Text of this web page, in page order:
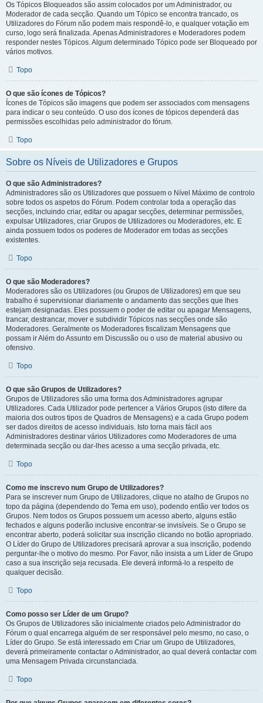
Os Tópicos Bloqueados são assim colocados por um Administrador, ou
Moderador de cada secção. Quando um Tópico se encontra trancado, os
Utilizadores do Fórum não podem mais respondê-lo, e qualquer votação em
curso, logo será finalizada. Apenas Administradores e Moderadores podem
responder nestes Tópicos. Algum determinado Tópico pode ser Bloqueado por
vários motivos.
Topo
O que são ícones de Tópicos?
Ícones de Tópicos são imagens que podem ser associados com mensagens
para indicar o seu conteúdo. O uso dos ícones de tópicos dependerá das
permissões escolhidas pelo administrador do fórum.
Topo
Sobre os Níveis de Utilizadores e Grupos
O que são Administradores?
Administradores são os Utilizadores que possuem o Nível Máximo de controlo
sobre todos os aspetos do Fórum. Podem controlar toda a operação das
secções, incluindo criar, editar ou apagar secções, determinar permissões,
expulsar Utilizadores, criar Grupos de Utilizadores ou Moderadores, etc. E
ainda possuem todos os poderes de Moderador em todas as secções
existentes.
Topo
O que são Moderadores?
Moderadores são os Utilizadores (ou Grupos de Utilizadores) em que seu
trabalho é supervisionar diariamente o andamento das secções que lhes
estejam designadas. Eles possuem o poder de editar ou apagar Mensagens,
trancar, destrancar, mover e subdividir Tópicos nas secções onde são
Moderadores. Geralmente os Moderadores fiscalizam Mensagens que
possam ir Além do Assunto em Discussão ou o uso de material abusivo ou
ofensivo.
Topo
O que são Grupos de Utilizadores?
Grupos de Utilizadores são uma forma dos Administradores agrupar
Utilizadores. Cada Utilizador pode pertencer a Vários Grupos (isto difere da
maioria dos outros tipos de Quadros de Mensagens) e a cada Grupo podem
ser dados direitos de acesso individuais. Isto torna mais fácil aos
Administradores destinar vários Utilizadores como Moderadores de uma
determinada secção ou dar-lhes acesso a uma secção privada, etc.
Topo
Como me inscrevo num Grupo de Utilizadores?
Para se inscrever num Grupo de Utilizadores, clique no atalho de Grupos no
topo da página (dependendo do Tema em uso), podendo então ver todos os
Grupos. Nem todos os Grupos possuem um acesso aberto, alguns estão
fechados e alguns poderão inclusive encontrar-se invisíveis. Se o Grupo se
encontrar aberto, poderá solicitar sua inscrição clicando no botão apropriado.
O Líder do Grupo de Utilizadores precisará aprovar a sua inscrição, podendo
perguntar-lhe o motivo do mesmo. Por Favor, não insista a um Líder de Grupo
caso a sua inscrição seja recusada. Ele deverá informá-lo a respeito de
qualquer decisão.
Topo
Como posso ser Líder de um Grupo?
Os Grupos de Utilizadores são inicialmente criados pelo Administrador do
Fórum o qual encarrega alguém de ser responsável pelo mesmo, no caso, o
Líder do Grupo. Se está interessado em Criar um Grupo de Utilizadores,
deverá primeiramente contactar o Administrador, ao qual deverá contactar com
uma Mensagem Privada circunstanciada.
Topo